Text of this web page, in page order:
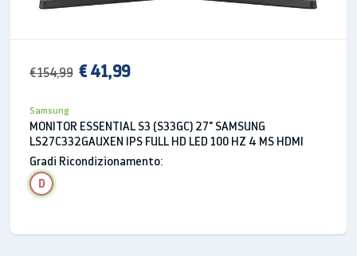
inoltre dotato di uno slot supplementare che potrai
€ 154,99 € 41,99
Samsung
MONITOR ESSENTIAL S3 (S33GC) 27" SAMSUNG
LS27C332GAUXEN IPS FULL HD LED 100 HZ 4 MS HDMI
Gradi Ricondizionamento:
D